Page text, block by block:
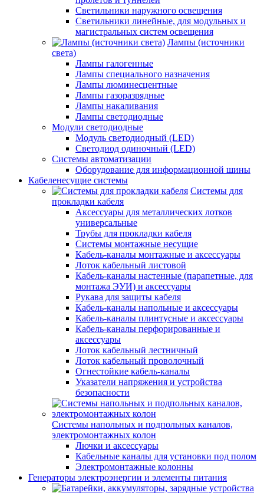
Светильники наружного освещения
Светильники линейные, для модульных и
магистральных систем освещения
Лампы (источники
света)
Лампы галогенные
Лампы специального назначения
Лампы люминесцентные
Лампы газоразрядные
Лампы накаливания
Лампы светодиодные
Модули светодиодные
Модуль светодиодный (LED)
Светодиод одиночный (LED)
Системы автоматизации
Оборудование для информационной шины
Кабеленесущие системы
Системы для
прокладки кабеля
Аксессуары для металлических лотков
универсальные
Трубы для прокладки кабеля
Системы монтажные несущие
Кабель-каналы монтажные и аксессуары
Лоток кабельный листовой
Кабель-каналы настенные (парапетные, для
монтажа ЭУИ) и аксессуары
Рукава для защиты кабеля
Кабель-каналы напольные и аксессуары
Кабель-каналы плинтусные и аксессуары
Кабель-каналы перфорированные и
аксессуары
Лоток кабельный лестничный
Лоток кабельный проволочный
Огнестойкие кабель-каналы
Указатели напряжения и устройства
безопасности
Системы напольных и подпольных каналов,
электромонтажных колон
Лючки и аксессуары
Кабельные каналы для установки под полом
Электромонтажные колонны
Генераторы электроэнергии и элементы питания